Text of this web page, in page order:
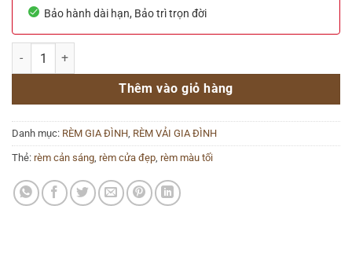
Bảo hành dài hạn, Bảo trì trọn đời
Rèm Vải Đẹp Cản Nắng - 41 số lượng
Thêm vào giỏ hàng
Danh mục: RÈM GIA ĐÌNH RÈM VẢI GIA ĐÌNH
Thẻ: rèm cản sáng rèm cửa đẹp rèm màu tối